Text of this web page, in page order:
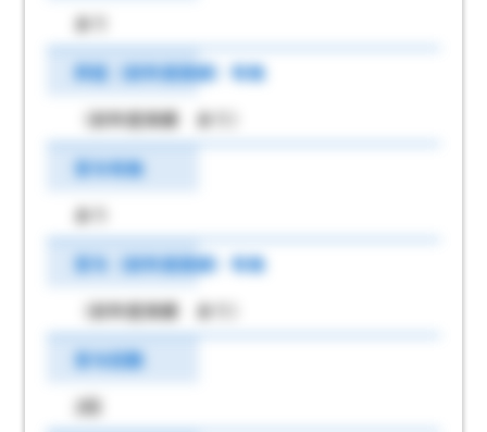
あり
昇給（前年度実績）有無
（前年度実績 あり）
賞与有無
あり
賞与（前年度実績）有無
（前年度実績 あり）
賞与回数
2回